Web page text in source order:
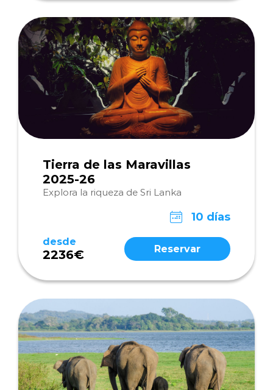
Tierra de las Maravillas
2025-26
Explora la riqueza de Sri Lanka
10 días
desde
2236€ Reservar